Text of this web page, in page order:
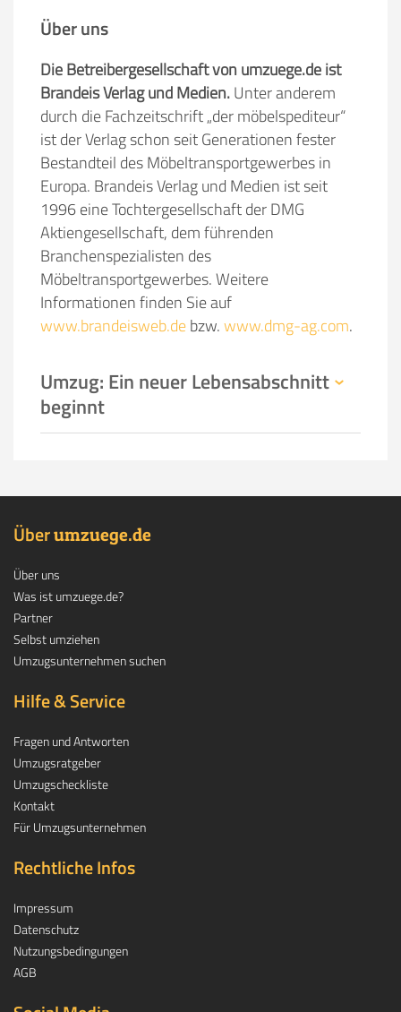
Über uns
Die Betreibergesellschaft von umzuege.de ist
Brandeis Verlag und Medien.Unter anderem
durch die Fachzeitschrift „der möbelspediteur“
ist der Verlag schon seit Generationen fester
Bestandteil des Möbeltransportgewerbes in
Europa. Brandeis Verlag und Medien ist seit
1996 eine Tochtergesellschaft der DMG
Aktiengesellschaft, dem führenden
Branchenspezialisten des
Möbeltransportgewerbes. Weitere
Informationen finden Sie auf
www.brandeisweb.debzw.www.dmg-ag.com.
Umzug: Ein neuer Lebensabschnitt
beginnt
Überumzuege.de
Über uns
Was ist umzuege.de?
Partner
Selbst umziehen
Umzugsunternehmen suchen
Hilfe & Service
Fragen und Antworten
Umzugsratgeber
Umzugscheckliste
Kontakt
Für Umzugsunternehmen
Rechtliche Infos
Impressum
Datenschutz
Nutzungsbedingungen
AGB